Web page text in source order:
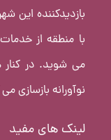
بازدیدکننده این
با منطقه از
می شوید. در کنار
نوآورانه بازسازی
لینک های مفید